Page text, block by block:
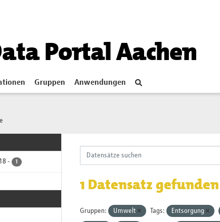
Portal Aachen
Gruppen Anwendungen
- 1
1 Datensatz gefunden
Gruppen: Umwelt Tags: Entsorgung